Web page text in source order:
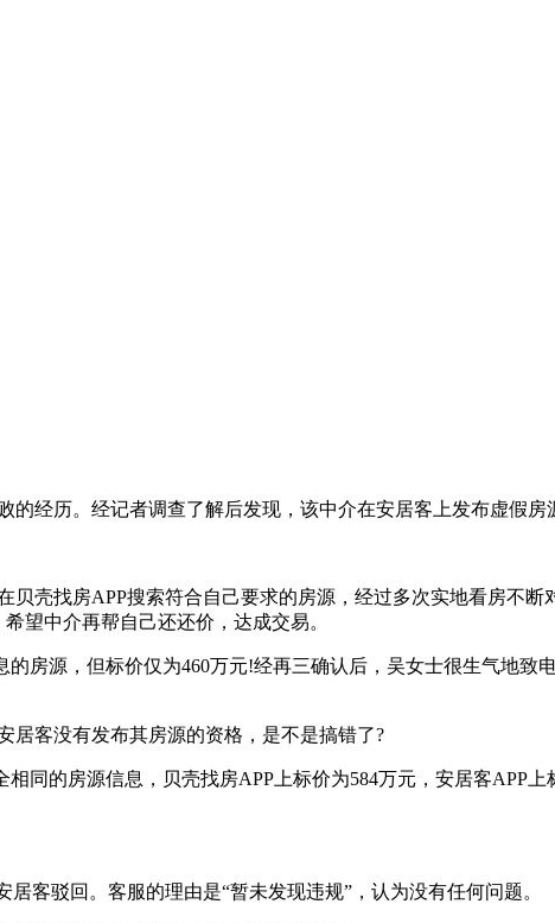
经历。经记者调查了解后发现，该中介在安居客上发布虚假房
壳找房APP搜索符合自己要求的房源，经过多次实地看房不
望中介再帮自己还还价，达成交易。
房源，但标价仅为460万元!经再三确认后，吴女士很生气地致
居客没有发布其房源的资格，是不是搞错了?
同的房源信息，贝壳找房APP上标价为584万元，安居客APP
客驳回。客服的理由是“暂未发现违规”，认为没有任何问题。